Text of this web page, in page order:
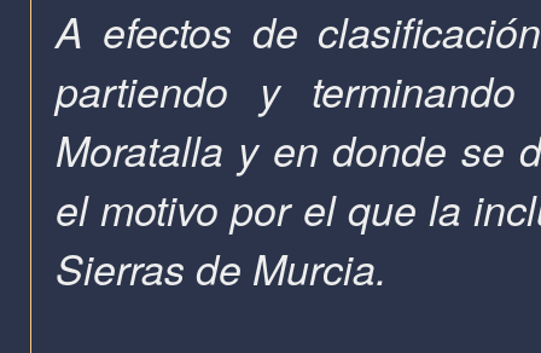
A efectos de
partiendo y
Moratalla y en donde se
el motivo por el que la
Sierras de Murcia.